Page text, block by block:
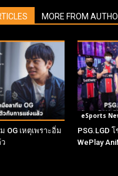
MORE FROM
OG เหตุเพราะอิ่ม
eSports
PSG.LGD
WePlay